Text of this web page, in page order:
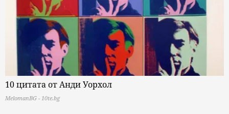
10 цитата от Анди Уорхол
MelomanBG - 10te.bg